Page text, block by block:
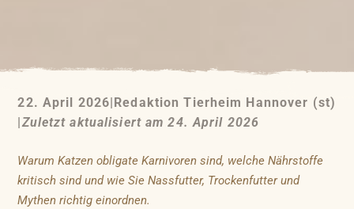
22. April 2026 Redaktion Tierheim Hannover (st)
Zuletzt aktualisiert am 24. April 2026
Warum Katzen obligate Karnivoren sind, welche Nährstoffe
kritisch sind und wie Sie Nassfutter, Trockenfutter und
Mythen richtig einordnen.